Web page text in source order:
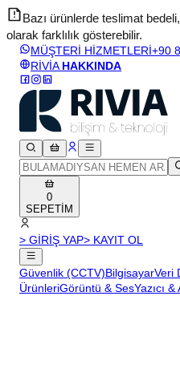
Bazı ürünlerde teslimat
olarak farklılık gösterebilir.
MÜŞTERİ HİZMETLERİ+90
RİVİA HAKKINDA
0
SEPETİM
> GİRİŞ YAP> KAYIT OL
Güvenlik (CCTV)BilgisayarVeri
ÜrünleriGörüntü & SesYazıcı &